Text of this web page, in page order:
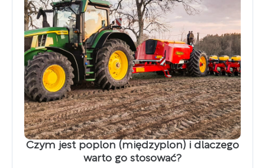
Czym jest poplon (międzyplon) i dlaczego
warto go stosować?